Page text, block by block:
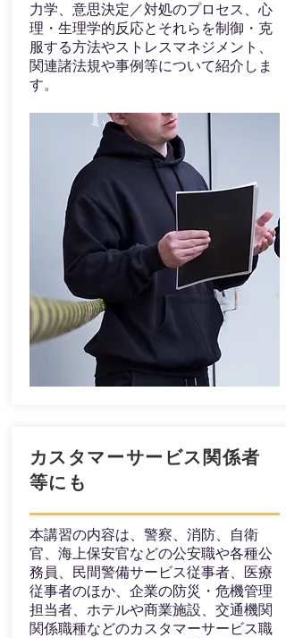
力学、意思決定／対処のプロセス、心
理・生理学的反応とそれらを制御・克
服する方法やストレスマネジメント、
関連諸法規や事例等について紹介しま
す。
​カスタマーサービス関係者
等にも
本講習の内容は、警察、消防、自衛
官、海上保安官などの公安職や各種公
務員、民間警備サービス従事者、医療
従事者のほか、企業の防災・危機管理
担当者、ホテルや商業施設、交通機関
関係職種などのカスタマーサービス職